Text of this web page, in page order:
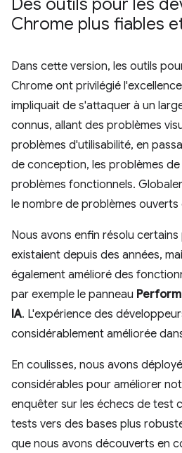
Des outils pour les
Chrome plus fiables
Dans cette version, les outils
Chrome ont privilégié
impliquait de s'attaquer à un
connus, allant des problèmes
problèmes d'utilisabilité, en
de conception, les problèmes
problèmes fonctionnels.
le nombre de problèmes ouverts
Nous avons enfin résolu
existaient depuis des années,
également amélioré des
par exemple le panneau
IA. L'expérience des
considérablement améliorée
En coulisses, nous avons
considérables pour améliorer
enquêter sur les échecs de test
tests vers des bases plus
que nous avons découverts en